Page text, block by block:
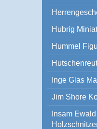
Hubrig
Hummel
Inge Glas
Jim Shore
Insam Ewald